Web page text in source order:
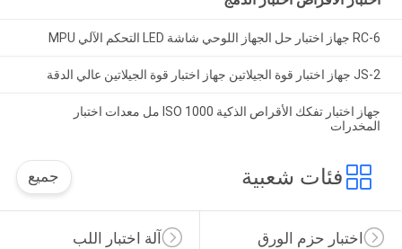
RC-6 جهاز اختبار حل الجهاز اللوحي شاشة LED التحكم الآلي MPU
JS-2 جهاز اختبار قوة الجيلاتين جهاز اختبار قوة الجيلاتين عالي الدقة
جهاز اختبار تفكك الأقراص الذكية ISO 1000 مل معدات اختبار
المخدرات
فئات شعبية جميع
آلة اختبار اللب اختبار حزم الورق